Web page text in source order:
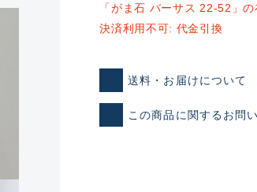
新古品（メーカー問屋から
「がま石 バーサス 22-52」
決済利用不可: 代金引換
送料・お届けについて
この商品に関するお問